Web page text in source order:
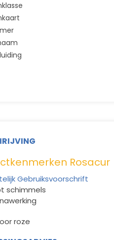
Rosacur
Gebruiksvoorschrift
schimmels
roze